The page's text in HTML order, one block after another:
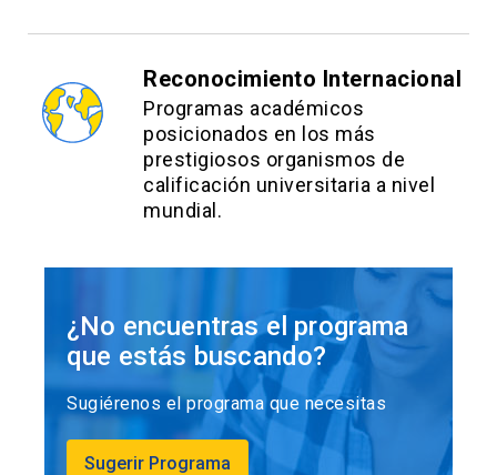
Reconocimiento Internacional
Programas académicos
posicionados en los más
prestigiosos organismos de
calificación universitaria a nivel
mundial.
¿No encuentras el programa
que estás buscando?
Sugiérenos el programa que necesitas
Sugerir Programa